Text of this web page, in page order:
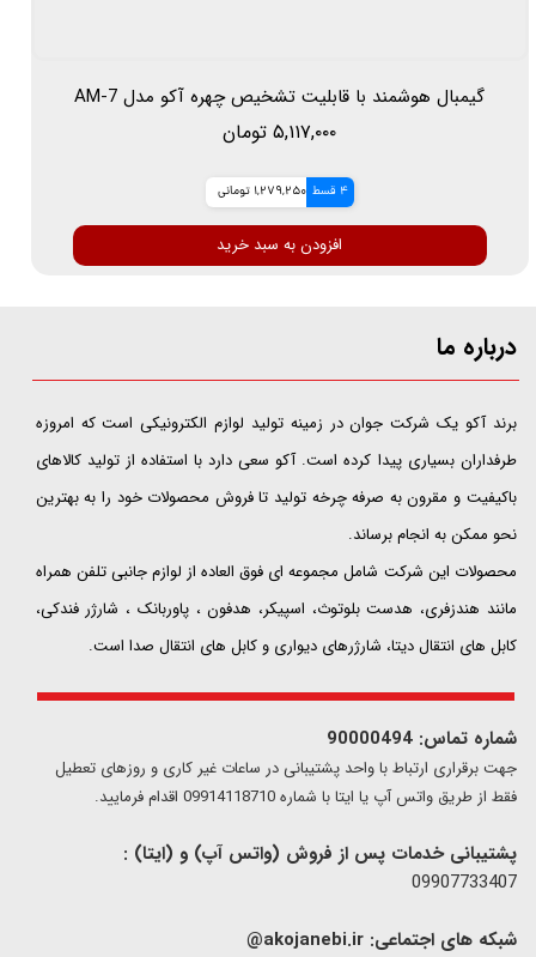
گیمبال هوشمند با قابلیت تشخیص چهره آکو مدل AM-7
۵,۱۱۷,۰۰۰ تومان
4 قسط 1,279,250 تومانی
افزودن به سبد خرید
درباره ما
​​​​​​​برند آکو یک شرکت جوان در زمینه تولید لوازم الکترونیکی است که امروزه
طرفداران بسیاری پیدا کرده است. آکو سعی دارد با استفاده از تولید کالاهای
باکیفیت و مقرون به صرفه چرخه تولید تا فروش محصولات خود را به بهترین
نحو ممکن به انجام برساند.
محصولات این شرکت شامل مجموعه ای فوق العاده از لوازم جانبی تلفن همراه
مانند هندزفری، هدست بلوتوث، اسپیکر، هدفون ، پاوربانک ، شارژر فندکی،
کابل های انتقال دیتا، شارژرهای دیواری و کابل های انتقال صدا است.
شماره تماس: 90000494
​​جهت برقراری ارتباط با واحد پشتیبانی در ساعات غیر کاری و روزهای تعطیل
فقط از طریق واتس آپ یا ایتا با شماره 09914118710 اقدام فرمایید.
پشتیبانی خدمات پس از فروش (واتس آپ) و (ایتا) :
09907733407
شبکه های اجتماعی: akojanebi.ir@